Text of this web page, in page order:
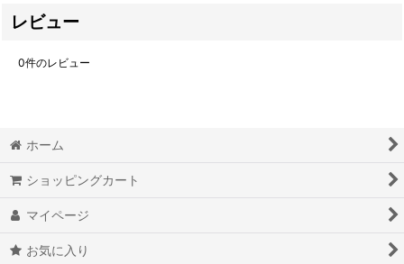
レビュー
0件のレビュー
ホーム
ショッピングカート
マイページ
お気に入り